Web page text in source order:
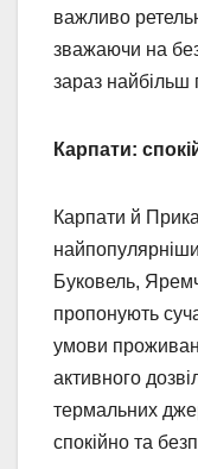
важливо
зважаючи на
зараз найбільш
Карпати:
Карпати й
Буковель,
пропонують
умови
активного
термальних
спокійно та